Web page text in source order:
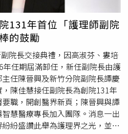
工裝褲等偏中性的搭配，也能利
時下最流行的甜酷反差感。
元（圖／品牌提供）彩虹小熊回
穿上腳如果喜歡療癒風格，今年
是 SKECHERS × CareBears™
Y2K 復古與角色聯名熱潮持續延
Bears™ 再度回歸時尚舞台。
技與彩虹小熊經典元素結合，把
細節融入鞋款設計，不只可愛，
／品牌提供）系列一次推出多款
CUSHIONING FOAMIES 採用
131年首位「護理師副院
的鼓勵
院長交接典禮，因高淑芬、婁培
年任期屆滿卸任，新任副院長由護
任陳晉興及新竹分院副院長譚慶
陳佳慧接任副院長為創院131年
職，開創醫界新頁；陳晉興與譚
慧醫療專長加入團隊。消息一出
紛盛讚此舉為護理界之光，並期